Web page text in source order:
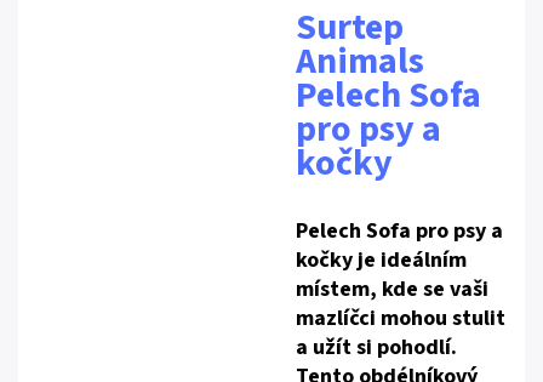
Surtep
Animals
Pelech Sofa
pro psy a
kočky
Pelech Sofa pro psy a
kočky je ideálním
místem, kde se vaši
mazlíčci mohou stulit
a užít si pohodlí.